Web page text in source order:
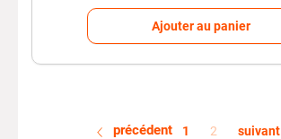
Ajouter au panier
précédent 1 2 suivant